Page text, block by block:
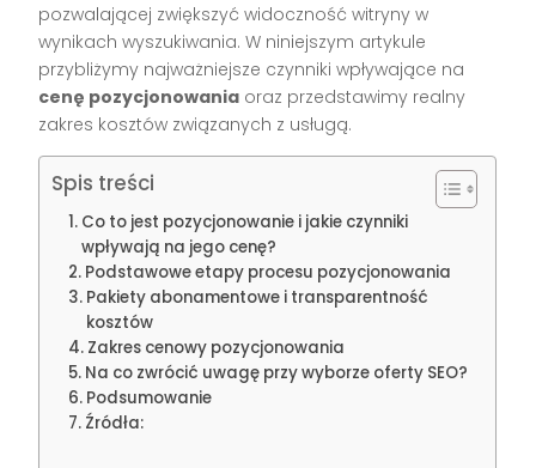
pozwalającej zwiększyć widoczność witryny w
wynikach wyszukiwania. W niniejszym artykule
przybliżymy najważniejsze czynniki wpływające na
cenę pozycjonowania oraz przedstawimy realny
zakres kosztów związanych z usługą.
Spis treści
Co to jest pozycjonowanie i jakie czynniki
wpływają na jego cenę?
Podstawowe etapy procesu pozycjonowania
Pakiety abonamentowe i transparentność
kosztów
Zakres cenowy pozycjonowania
Na co zwrócić uwagę przy wyborze oferty SEO?
Podsumowanie
Źródła: